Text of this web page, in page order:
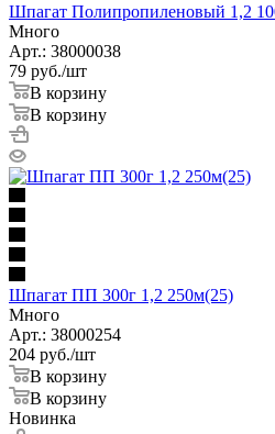
Шпагат Полипропиленовый 1,2
Много
Арт.: 38000038
79 руб./шт
В корзину
В корзину
Шпагат ПП 300г 1,2 250м(25)
Много
Арт.: 38000254
204 руб./шт
В корзину
В корзину
Новинка